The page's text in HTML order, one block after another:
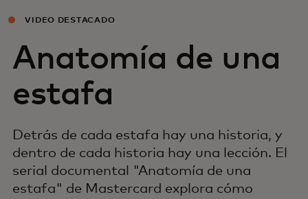
VIDEO DESTACADO
Anatomía de una
estafa
Detrás de cada estafa hay una historia, y
dentro de cada historia hay una lección. El
serial documental "Anatomía de una
estafa" de Mastercard explora cómo